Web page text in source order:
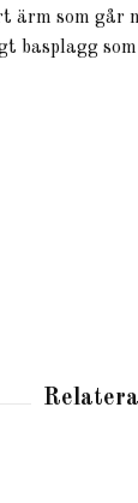
ärm som
basplagg